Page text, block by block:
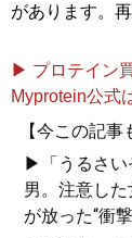
があります。
▶ プロテイン
Myprotein公式
【今この記事
▶「うるさい
男。注意し
が放った“衝